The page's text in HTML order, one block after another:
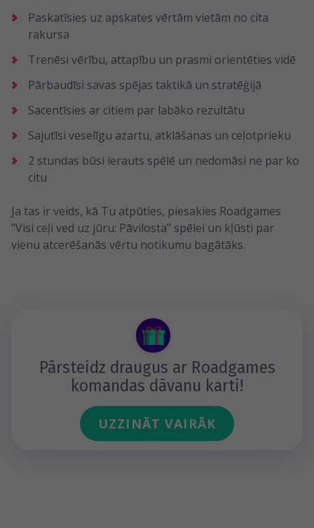
Paskatīsies uz apskates vērtām vietām no cita
rakursa
Trenēsi vērību, attapību un prasmi orientēties vidē
Pārbaudīsi savas spējas taktikā un stratēģijā
Sacentīsies ar citiem par labāko rezultātu
Sajutīsi veselīgu azartu, atklāšanas un ceļotprieku
2 stundas būsi ierauts spēlē un nedomāsi ne par ko
citu
Ja tas ir veids, kā Tu atpūties, piesakies Roadgames
"Visi ceļi ved uz jūru: Pāvilosta" spēlei un kļūsti par
vienu atcerēšanās vērtu notikumu bagātāks.
Pārsteidz draugus ar Roadgames
komandas dāvanu karti!
UZZINĀT VAIRĀK